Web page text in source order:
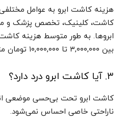
هزینه کاشت ابرو به عوامل
کاشت، کلینیک، تخصص پزشک و
ابروها. به طور متوسط هزینه
بین ۳,۰۰۰,۰۰۰ تا ۱۰,۰۰۰,۰۰۰ تومان متغیر است.
۳. آیا کاشت ابرو درد دارد؟
کاشت ابرو تحت بی‌حسی موضعی
ناراحتی خاصی احساس نمی‌شود.